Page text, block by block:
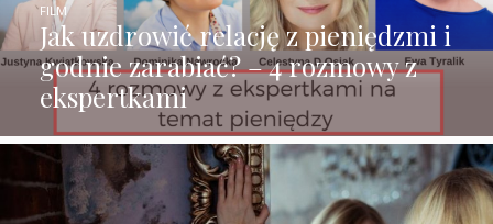
Jak uzdrowić relację z pieniędzmi i
godnie zarabiać? – 4 rozmowy z
ekspertkami
FILM